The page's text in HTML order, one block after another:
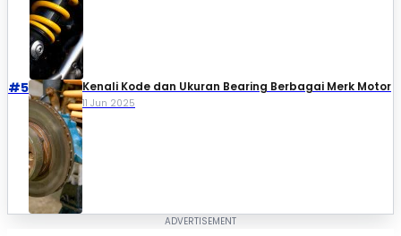
#5 Kenali Kode dan Ukuran Bearing Berbagai Merk Motor
11 Jun 2025